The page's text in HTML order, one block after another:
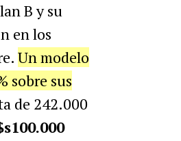
B y su
en los
Un modelo
sobre sus
de 242.000